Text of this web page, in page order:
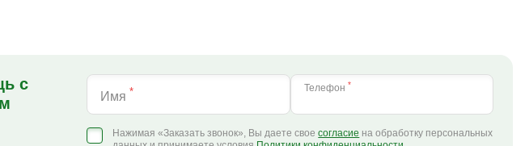
с
Имя * Телефон *
Нажимая «Заказать звонок», Вы даете своесогласие на обработку персональных